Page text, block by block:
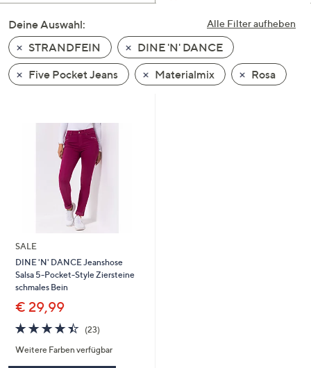
und
nach
unten
oder
wischen
Touch-
diese
anzuzeigen.
Alle Filter aufheben
Deine Auswahl:
STRANDFEIN
DINE 'N' DANCE
Five Pocket Jeans
Materialmix Rosa
SALE
DINE 'N' DANCE Jeanshose
Salsa 5-Pocket-Style Ziersteine
schmales Bein
€ 29,99
4.4
von
5
(23)23
Weitere Farben verfügbar